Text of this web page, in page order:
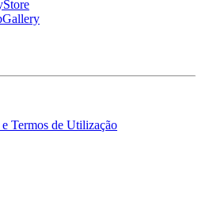
Termos de Utilização